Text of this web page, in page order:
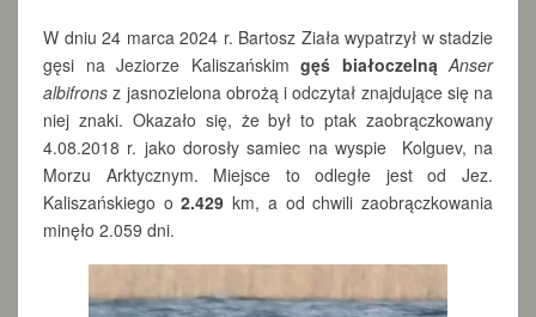
W dniu 24 marca 2024 r. Bartosz Ziała wypatrzył w stadzie
gęsi na Jeziorze Kaliszańskim gęś białoczelną Anser
albifrons z jasnozielona obrożą i odczytał znajdujące się na
niej znaki. Okazało się, że był to ptak zaobrączkowany
4.08.2018 r. jako dorosły samiec na wyspie Kolguev, na
Morzu Arktycznym. Miejsce to odległe jest od Jez.
Kaliszańskiego o2.429 km, a od chwili zaobrączkowania
minęło 2.059 dni.